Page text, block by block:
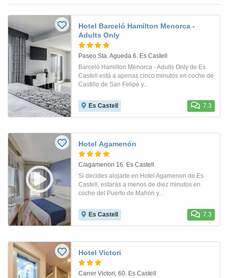
Hotel Barceló Hamilton Menorca -
Adults Only
Paseo Sta. Agueda 6. Es Castell
Barceló Hamilton Menorca - Adults Only de Es
Castell está a apenas cinco minutos en coche de
Castillo de San Felipe y...
Es Castell 7.3
Hotel Agamenón
C/agamenon 16. Es Castell
Si decides alojarte en Hotel Agamenon de Es
Castell, estarás a menos de diez minutos en
coche del Puerto de Mahón y...
Es Castell 7.3
Hotel Victori
Carrer Victori, 60. Es Castell